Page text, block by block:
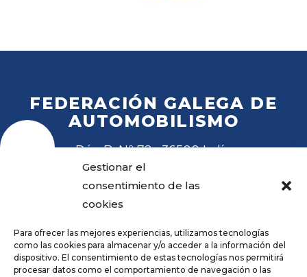
Gestionar el
consentimiento de las
cookies
Para ofrecer las mejores experiencias, utilizamos tecnologías
como las cookies para almacenar y/o acceder a la información del
dispositivo. El consentimiento de estas tecnologías nos permitirá
procesar datos como el comportamiento de navegación o las
FEDERACIÓN GALEGA DE
AUTOMOBILISMO
Rúa B, Nº 72 · 36500 Lalín
Tel. 988 27 28 41
Emailfga@fga.es